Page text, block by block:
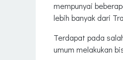
mempunyai
lebih banyak dari
Terdapat pada
umum melakukan